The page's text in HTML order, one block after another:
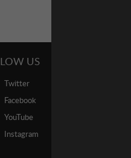
US
Twitter
Facebook
YouTube
Instagram